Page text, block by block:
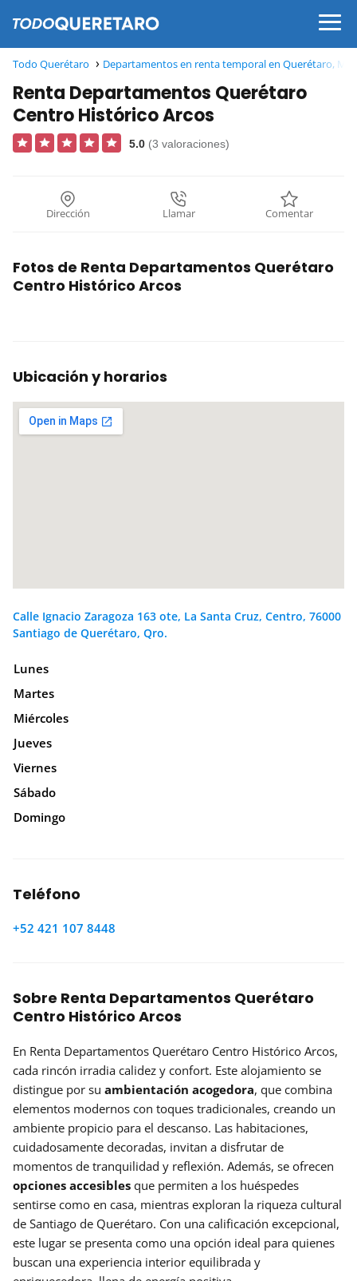
Todo Querétaro Departamentos en renta temporal en Querétaro,
Renta Departamentos Querétaro
Centro Histórico Arcos
5.0 (3 valoraciones)
Dirección Llamar Comentar
Fotos de Renta Departamentos Querétaro
Centro Histórico Arcos
Ubicación y horarios
Calle Ignacio Zaragoza 163 ote, La Santa Cruz, Centro, 76000
Santiago de Querétaro, Qro.
Lunes
Martes
Miércoles
Jueves
Viernes
Sábado
Domingo
Teléfono
+52 421 107 8448
Sobre Renta Departamentos Querétaro
Centro Histórico Arcos
En Renta Departamentos Querétaro Centro Histórico Arcos,
cada rincón irradia calidez y confort. Este alojamiento se
distingue por su ambientación acogedora, que combina
elementos modernos con toques tradicionales, creando un
ambiente propicio para el descanso. Las habitaciones,
cuidadosamente decoradas, invitan a disfrutar de
momentos de tranquilidad y reflexión. Además, se ofrecen
opciones accesibles que permiten a los huéspedes
sentirse como en casa, mientras exploran la riqueza cultural
de Santiago de Querétaro. Con una calificación excepcional,
este lugar se presenta como una opción ideal para quienes
buscan una experiencia interior equilibrada y